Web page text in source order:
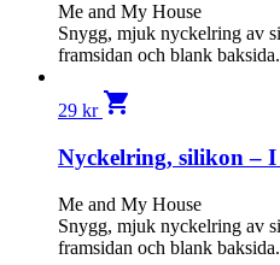
Me and My House
Snygg, mjuk nyckelring av
framsidan och blank baksida.
29 kr shopping_cart
Nyckelring, silikon – I
Me and My House
Snygg, mjuk nyckelring av
framsidan och blank baksida.